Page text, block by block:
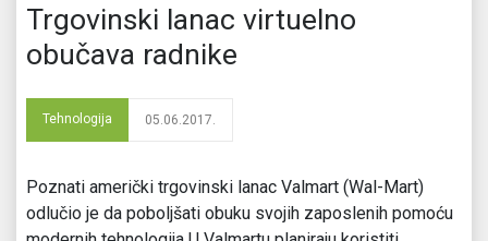
Trgovinski lanac virtuelno
obučava radnike
Tehnologija 05.06.2017.
Poznati američki trgovinski lanac Valmart (Wal-Mart)
odlučio je da poboljšati obuku svojih zaposlenih pomoću